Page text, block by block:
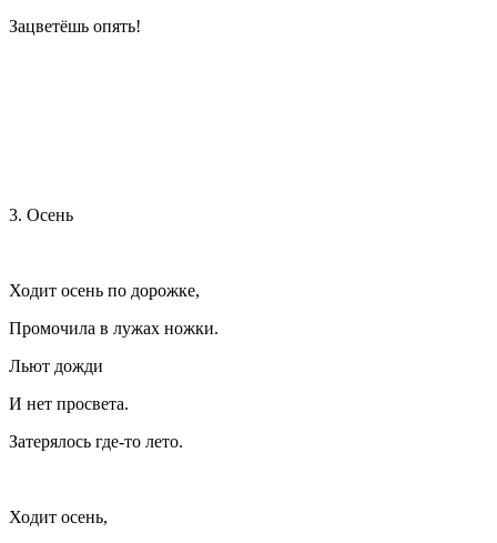
Зацветёшь опять!
3. Осень
Ходит осень по дорожке,
Промочила в лужах ножки.
Льют дожди
И нет просвета.
Затерялось где-то лето.
Ходит осень,